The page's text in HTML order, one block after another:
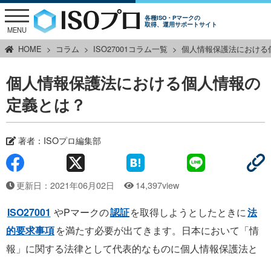
各種ISO・Pマークの
取得、運用サポートサイト
MENU
HOME コラム ISO27001コラム一覧 個人情報保護法におけ
個人情報保護法における個人情報の
定義とは？
著者： ISOプロ編集部
更新日：2021年06月02日 14,397view
ISO27001 やPマークの認証を取得しようとしたときに法
的要求事項を満たす必要が出てきます。日本において「情
報」に関する法律として代表的なものに個人情報保護法と